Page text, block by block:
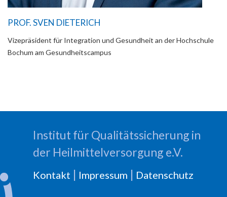
PROF. SVEN DIETERICH
Vizepräsident für Integration und Gesundheit an der Hochschule
Bochum am Gesundheitscampus
Institut für Qualitätssicherung in
der Heilmittelversorgung e.V.
Kontakt | Impressum | Datenschutz